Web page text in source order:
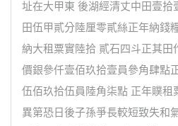
址在大甲東 後湖經清丈中田壹拾
田伍甲貳分陸厘零貳絲正年納錢
納大租粟實陸拾 貳石四斗正其田
價銀參仟壹佰玖拾壹員參角肆點
伍佰玖拾伍員陸角柒點 正年贌租
異第恐日後子孫爭長較短致失和